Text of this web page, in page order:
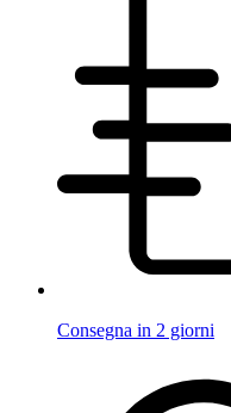
Consegna in 2 giorni